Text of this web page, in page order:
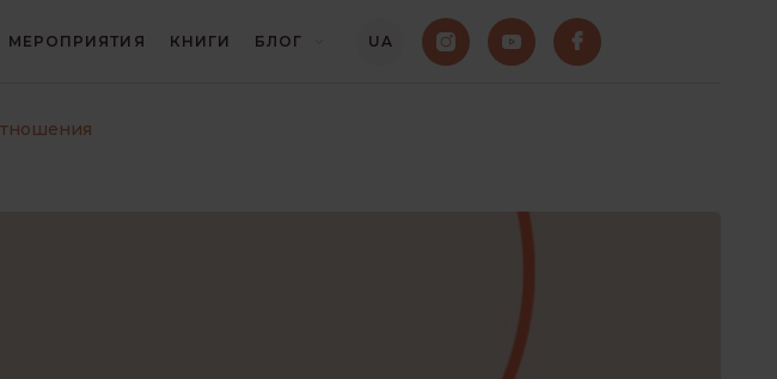
МЕРОПРИЯТИЯ КНИГИ БЛОГ UA